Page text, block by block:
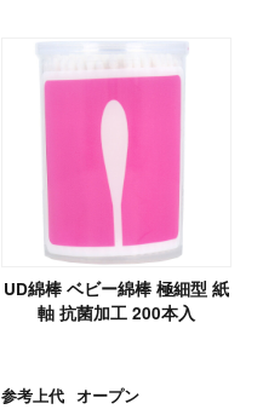
UD綿棒 ベビー綿棒 極細型 紙
軸 抗菌加工 200本入
参考上代 オープン